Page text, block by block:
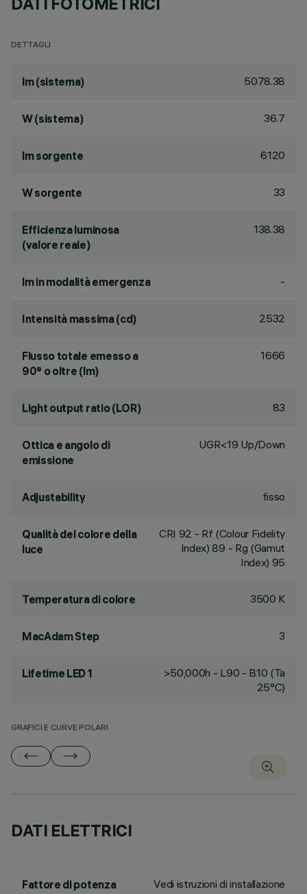
DETTAGLI
lm (sistema) 5078.38
W (sistema) 36.7
lm sorgente 6120
W sorgente 33
Efficienza luminosa
(valore reale)
138.38
lm in modalità emergenza -
Intensità massima (cd) 2532
Flusso totale emesso a
90° o oltre (lm)
1666
Light output ratio (LOR) 83
Ottica e angolo di
emissione
UGR<19 Up/Down
Adjustability fisso
Qualità del colore della
luce
CRI 92 - Rf (Colour Fidelity
Index) 89 - Rg (Gamut
Index) 95
Temperatura di colore 3500 K
MacAdam Step 3
Lifetime LED 1
>50,000h - L90 - B10 (Ta
25°C)
GRAFICI E CURVE POLARI
DATI ELETTRICI
Fattore di potenza Vedi istruzioni di installazione